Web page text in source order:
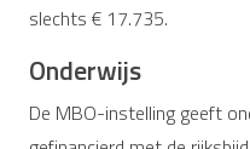
slechts € 17.735.
Onderwijs
De MBO-instelling geeft